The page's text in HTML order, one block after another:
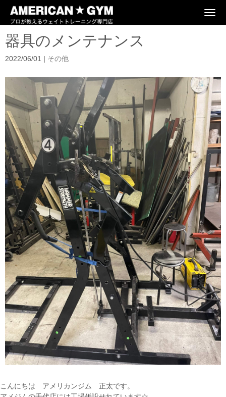
N
o
器具のメンテナンス
2022/06/01 | その他
こんにちは アメリカンジム 正太です。